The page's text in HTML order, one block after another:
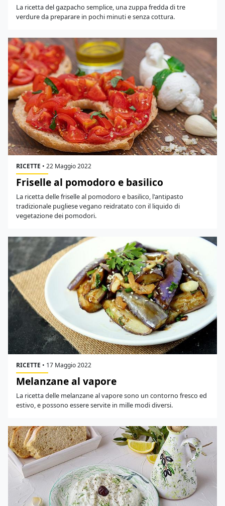
La ricetta del gazpacho semplice, una zuppa fredda di tre
verdure da preparare in pochi minuti e senza cottura.
RICETTE • 22 Maggio 2022
Friselle al pomodoro e basilico
La ricetta delle friselle al pomodoro e basilico, l'antipasto
tradizionale pugliese vegano reidratato con il liquido di
vegetazione dei pomodori.
RICETTE • 17 Maggio 2022
Melanzane al vapore
La ricetta delle melanzane al vapore sono un contorno fresco ed
estivo, e possono essere servite in mille modi diversi.